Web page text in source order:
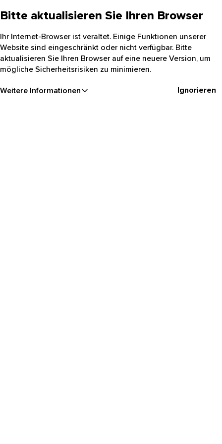
Bitte aktualisieren Sie Ihren Browser
Ihr Internet-Browser ist veraltet. Einige Funktionen unserer
Website sind eingeschränkt oder nicht verfügbar. Bitte
aktualisieren Sie Ihren Browser auf eine neuere Version, um
mögliche Sicherheitsrisiken zu minimieren.
Weitere Informationen Ignorieren